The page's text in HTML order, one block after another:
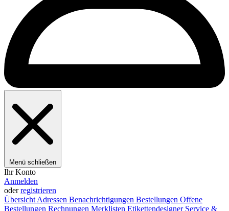
Menü schließen
Ihr Konto
Anmelden
oderregistrieren
Übersicht Adressen Benachrichtigungen Bestellungen Offene
Bestellungen Rechnungen Merklisten Etikettendesigner Service &